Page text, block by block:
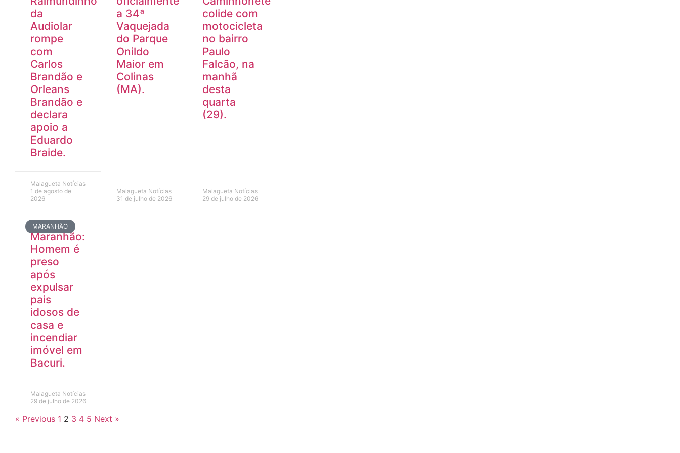
da
Audiolar
rompe
com
Carlos
Brandão e
Orleans
Brandão e
declara
apoio a
Eduardo
Braide.
Malagueta Notícias
1 de agosto de
2026
a 34ª
Vaquejada
do Parque
Onildo
Maior em
Colinas
(MA).
Malagueta Notícias
31 de julho de 2026
colide com
motocicleta
no bairro
Paulo
Falcão, na
manhã
desta
quarta
(29).
Malagueta Notícias
29 de julho de 2026
MARANHÃO
Maranhão:
Homem é
preso
após
expulsar
pais
idosos de
casa e
incendiar
imóvel em
Bacuri.
Malagueta Notícias
29 de julho de 2026
« Previous 1 2 3 4 5 Next »